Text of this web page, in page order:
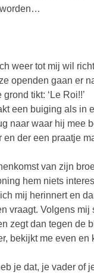
worden…
weer tot mij wil
openden gaan er
tikt: ‘Le Roi!!’
een buiging als
naar waar hij mee
der een praatje
van zijn
hem niets
mij herinnert en
vraagt. Volgens
zegt dan tegen de
bekijkt me even
je dat, je vader of